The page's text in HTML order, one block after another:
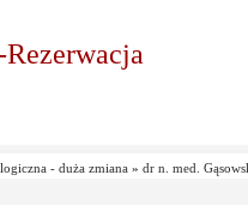
Rezerwacja
- duża zmiana » dr n. med.